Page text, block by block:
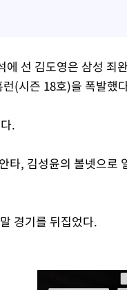
에 선 김도영은 삼성 죄
(시즌 18호)을 폭발했
.
타, 김성윤의 볼넷으로
경기를 뒤집었다.